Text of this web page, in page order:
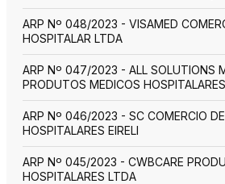
ARP Nº 048/2023 - VISAMED
HOSPITALAR LTDA
ARP Nº 047/2023 - ALL SOLUTIONS
PRODUTOS MEDICOS
ARP Nº 046/2023 - SC COMERCIO
HOSPITALARES EIRELI
ARP Nº 045/2023 - CWBCARE
HOSPITALARES LTDA